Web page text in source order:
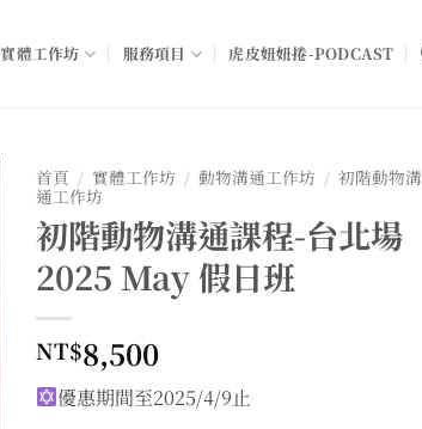
實體工作坊 服務項目 虎皮妞妞捲-PODCAST
首頁 / 實體工作坊 / 動物溝通工作坊 / 初階動物溝
通工作坊
初階動物溝通課程-台北場
2025 May 假日班
NT$8,500
優惠期間至2025/4/9止